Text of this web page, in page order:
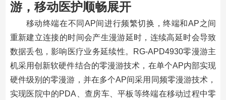
游，移动医护顺畅展开
移动终端在不同AP间进行频繁切换，终端和AP之间
重新建立连接的时间会产生漫游延时，连续高延时会导致
数据丢包，影响医疗业务延续性。RG-APD4930零漫游主
机采用创新软硬件结合的零漫游技术，在单个AP内部实现
硬件级别的零漫游，并在多个AP间采用同频零漫游技术，
实现医院中的PDA、查房车、平板等终端在移动过程中零